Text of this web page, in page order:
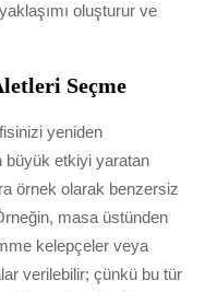
oluşturur ve
Seçme
yeniden
büyük etkiyi yaratan
örnek olarak benzersiz
masa üstünden
kelepçeler veya
verilebilir; çünkü bu tür